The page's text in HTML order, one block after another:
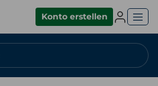
Konto erstellen